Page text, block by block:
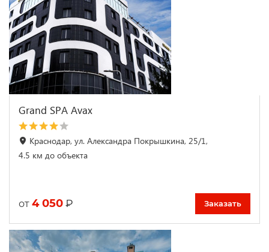
Grand SPA Avax
Краснодар, ул. Александра Покрышкина, 25/1,
4.5 км до объекта
от 4 050 ₽ Заказать